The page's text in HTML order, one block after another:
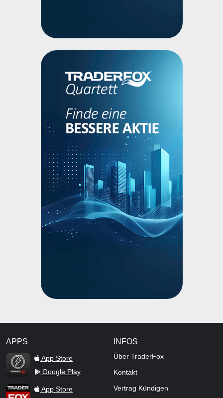
APPS
TraderFox Flash
App Store
Google Play
TraderFox AppApp Store
INFOS
Über TraderFox
Kontakt
Vertrag Kündigen